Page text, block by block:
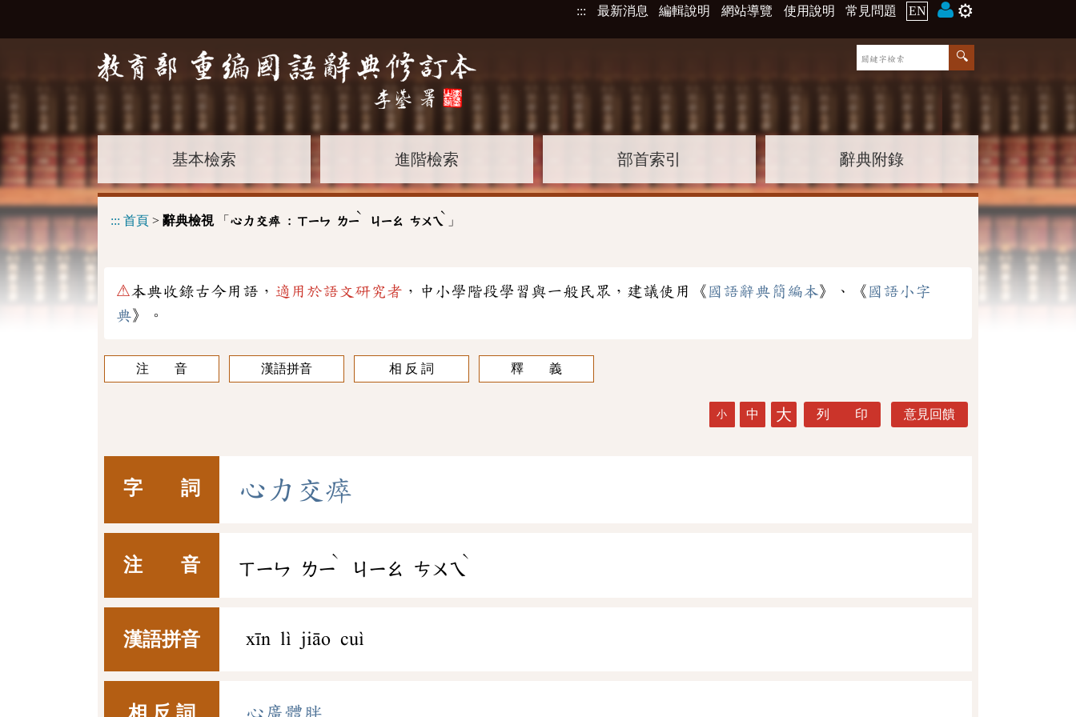
::: 最新消息 編輯說明 網站導覽 使用說明 常見問題 EN ⚙️
基本檢索 進階檢索 部首索引 辭典附錄
::: 首頁 > 辭典檢視「 心力交瘁 : ㄒㄧㄣ ㄌㄧ
ˋ
ㄐㄧㄠ ㄘㄨㄟ
ˋ
」
⚠本典收錄古今用語， 適用於語文研究者 ，中小學階段學習與一般民眾，建議使用《 國語辭典簡編本》、《 國語小字
典》。
注 音 漢語拼音 相 反 詞 釋 義
小 中 大 列 印 意見回饋
字 詞 心 力 交 瘁
注 音 ㄒㄧㄣ ㄌㄧ
ˋ
ㄐㄧㄠ ㄘㄨㄟ
ˋ
漢語拼音 xīn lì jiāo cuì
心廣體胖